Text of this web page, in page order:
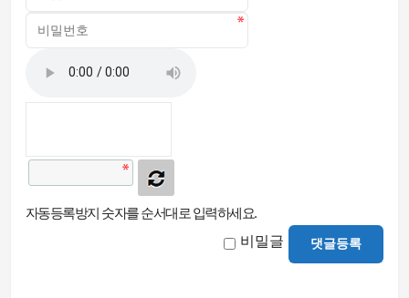
자동등록방지 숫자를 순서대로 입력하세요.
비밀글 댓글등록